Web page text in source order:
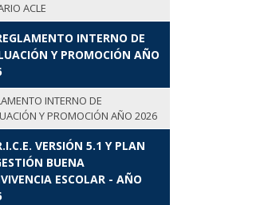
ACLE
INTERNO DE
Y PROMOCIÓN AÑO
INTERNO DE
Y PROMOCIÓN AÑO 2026
VERSIÓN 5.1 Y PLAN
BUENA
ESCOLAR - AÑO